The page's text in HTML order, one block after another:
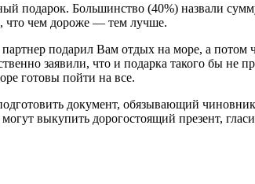
подарок. Большинство (40%) назвали
что чем дороже — тем лучше.
подарил Вам отдых на море, а
заявили, что и подарка такого бы не
готовы пойти на все.
документ, обязывающий
выкупить дорогостоящий презент,